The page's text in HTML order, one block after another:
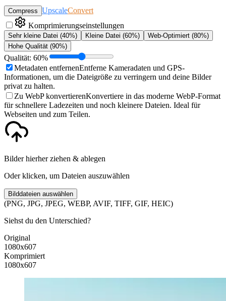
Compress UpscaleConvert
Komprimierungseinstellungen
Sehr kleine Datei (40%) Kleine Datei (60%) Web-Optimiert (80%)
Hohe Qualität (90%)
Qualität: 60%
Metadaten entfernenEntferne Kameradaten und GPS-
Informationen, um die Dateigröße zu verringern und deine Bilder
privat zu halten.
Zu WebP konvertierenKonvertiere in das moderne WebP-Format
für schnellere Ladezeiten und noch kleinere Dateien. Ideal für
Webseiten und zum Teilen.
Bilder hierher ziehen & ablegen
Oder klicken, um Dateien auszuwählen
Bilddateien auswählen
(PNG, JPG, JPEG, WEBP, AVIF, TIFF, GIF, HEIC)
Siehst du den Unterschied?
Original
1080x607
Komprimiert
1080x607